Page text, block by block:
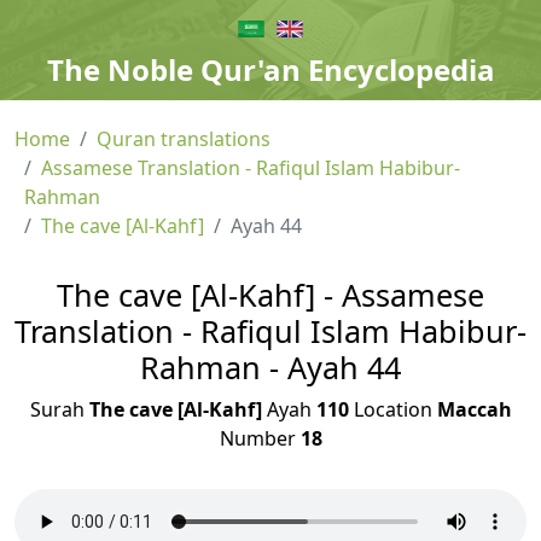
The Noble Qur'an Encyclopedia
Home
Quran translations
Assamese Translation - Rafiqul Islam Habibur-
Rahman
The cave [Al-Kahf]
Ayah 44
The cave [Al-Kahf] - Assamese
Translation - Rafiqul Islam Habibur-
Rahman - Ayah 44
Surah The cave [Al-Kahf]Ayah 110Location Maccah
Number 18